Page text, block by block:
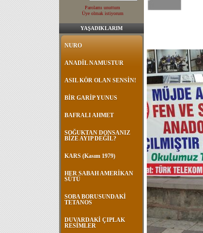
Parolamı unuttum
Üye olmak istiyorum
YAŞADIKLARIM
NURO
ANADİL NAMUSTUR
ASIL KÖR OLAN SENSİN!
BİR GARİP YUNUS
BAFRALI AHMET
SOĞUKTAN DONSANIZ
BİZE AYIP DEĞİL?
KARS (Kasım 1979)
HER SABAH AMERİKAN
SÜTÜ
SOBA BORUSUNDAKİ
TETANOS
DUVARDAKİ ÇIPLAK
RESİMLER